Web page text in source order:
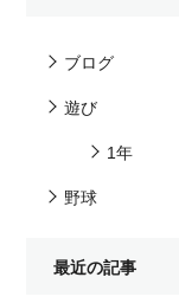
ブログ
遊び
1年
野球
最近の記事